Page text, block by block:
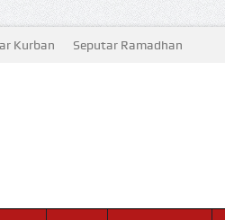
Kurban Seputar Ramadhan